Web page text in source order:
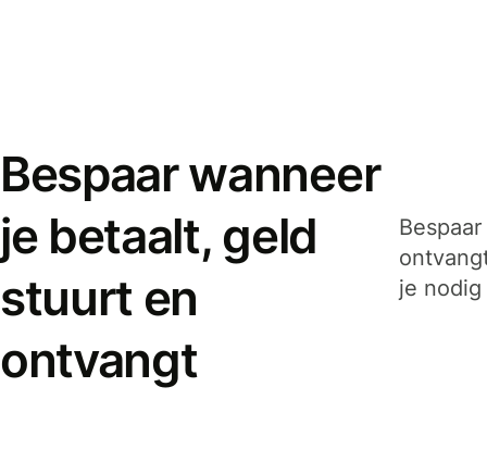
Bespaar wanneer
je betaalt, geld
stuurt en
ontvangt
je